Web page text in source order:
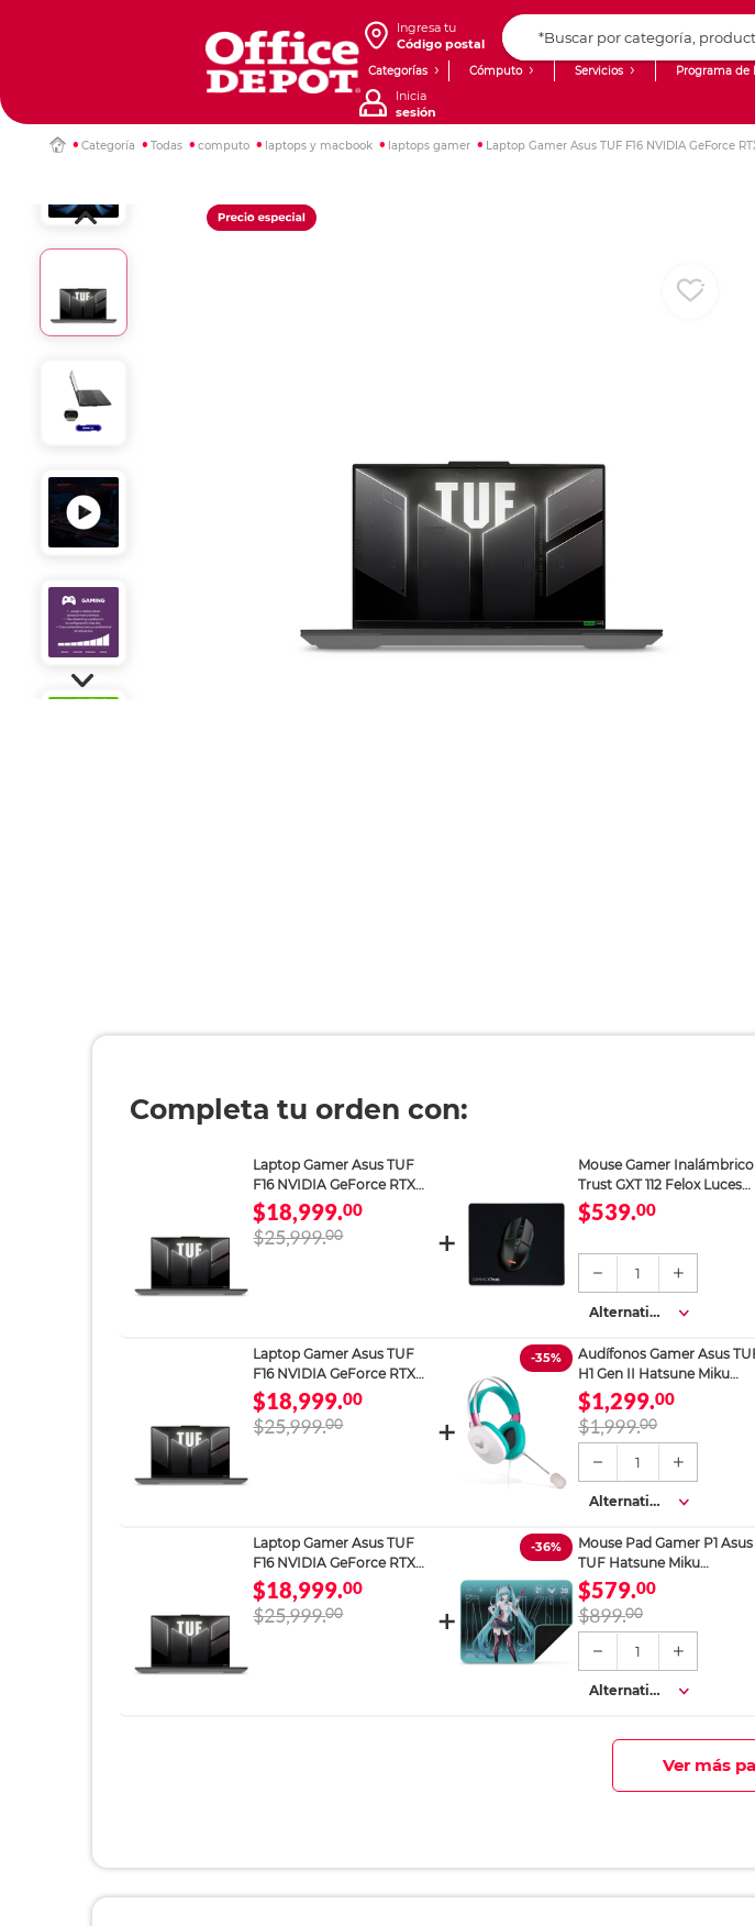
Ingresa tu
Código postal
Categorías Cómputo Servicios Programa de
Inicia
sesión
Categoría Todas computo laptops y macbook laptops gamer Laptop Gamer Asus TUF F16 NVIDIA GeForce
Completa tu orden con:
Laptop Gamer Asus TUF
F16 NVIDIA GeForce RTX
4050 Intel Core 5 16GB RAM
512GB SSD 16 pulgadas
$18,999.00
$25,999.00
Mouse Gamer Inalámbrico
Trust GXT 112 Felox Luces
RGB más Mouse Pad
$539.00
1
Alternativa
Laptop Gamer Asus TUF
F16 NVIDIA GeForce RTX
4050 Intel Core 5 16GB RAM
512GB SSD 16 pulgadas
$18,999.00
$25,999.00
-35%
Audífonos Gamer Asus
H1 Gen II Hatsune Miku
Alámbricos Multicolor
$1,299.00
$1,999.00
1
Alternativa
Laptop Gamer Asus TUF
F16 NVIDIA GeForce RTX
4050 Intel Core 5 16GB RAM
512GB SSD 16 pulgadas
$18,999.00
$25,999.00
-36%
Mouse Pad Gamer P1 Asus
TUF Hatsune Miku
Multicolor 36 x 26 cm
$579.00
$899.00
1
Alternativa
Ver más